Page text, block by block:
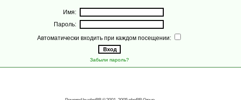
Имя:
Пароль:
Автоматически входить при каждом посещении:
Забыли пароль?